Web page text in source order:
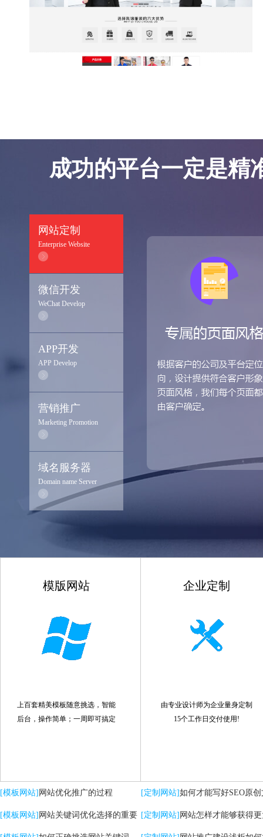
成功的平台一定是精
网站定制
Enterprise Website
微信开发
WeChat Develop
APP开发
APP Develop
营销推广
Marketing Promotion
域名服务器
Domain name Server
模版网站
上百套精美模板随意挑选，智能
后台，操作简单；一周即可搞定
企业定制
由专业设计师为企业量身定制
15个工作日交付使用!
[模板网站] 网站优化推广的过程
[模板网站] 网站关键词优化选择的重要
[定制网站]如何才能写好SEO原
[定制网站] 网站怎样才能够获得